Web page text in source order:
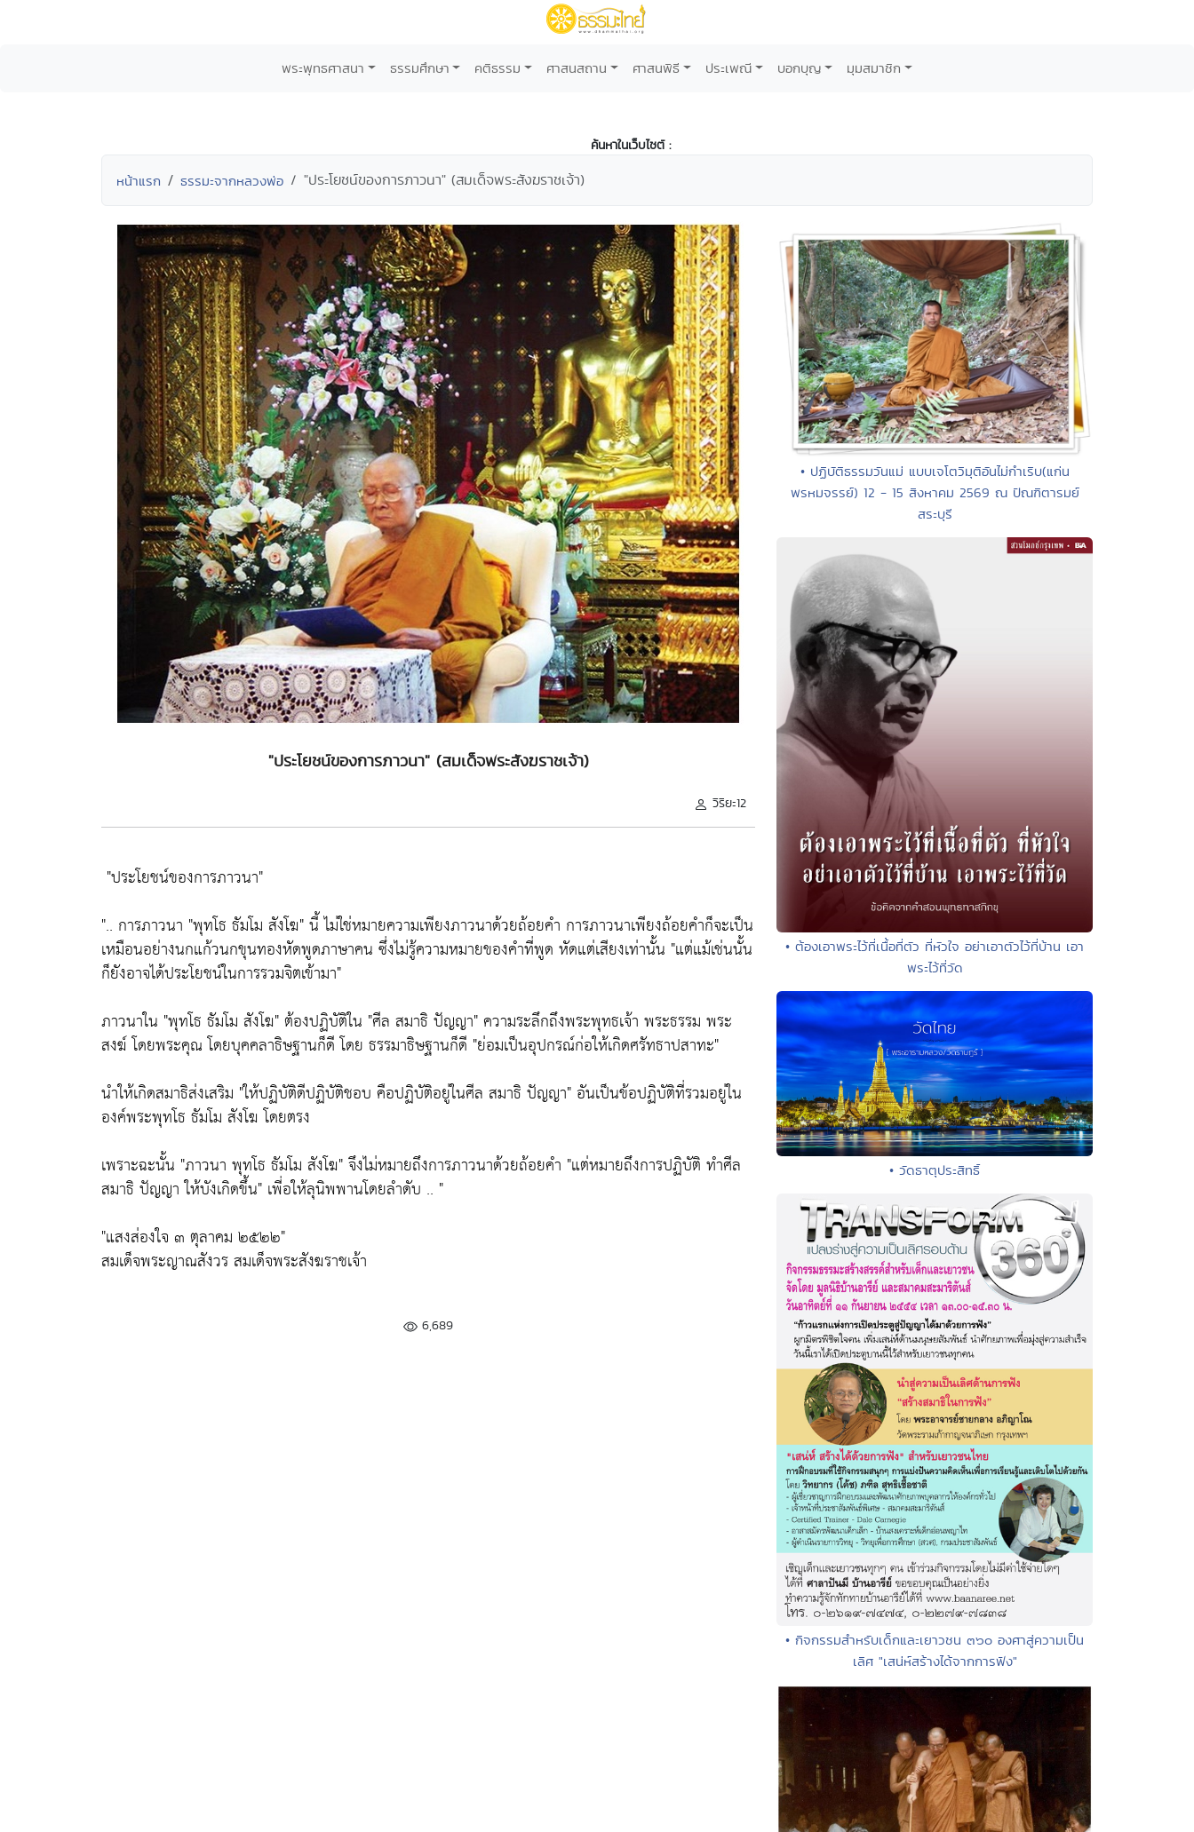
พระพุทธศาสนา ธรรมศึกษา คติธรรม ศาสนสถาน ศาสนพิธี ประเพณี บอกบุญ มุมสมาชิก
ค้นหาในเว็บไซต์ :
หน้าแรก ธรรมะจากหลวงพ่อ "ประโยชน์ของการภาวนา" (สมเด็จพระสังฆราชเจ้า)
"ประโยชน์ของการภาวนา" (สมเด็จพระสังฆราชเจ้า)
วิริยะ12
"ประโยชน์ของการภาวนา"
".. การภาวนา "พุทโธ ธัมโม สังโฆ"นี้ ไม่ใช่หมายความเพียงภาวนาด้วยถ้อยคำ การภาวนาเพียงถ้อยคำก็จะเป็น
เหมือนอย่างนกแก้วนกขุนทองหัดพูดภาษาคน ซึ่งไม่รู้ความหมายของคำที่พูด หัดแต่เสียงเท่านั้น "แต่แม้เช่นนั้น
ก็ยังอาจได้ประโยชน์ในการรวมจิตเข้ามา"
ภาวนาใน "พุทโธ ธัมโม สังโฆ"ต้องปฏิบัติใน "ศีล สมาธิ ปัญญา"ความระลึกถึงพระพุทธเจ้า พระธรรม พระ
สงฆ์ โดยพระคุณ โดยบุคคลาธิษฐานก็ดี โดย ธรรมาธิษฐานก็ดี "ย่อมเป็นอุปกรณ์ก่อให้เกิดศรัทธาปสาทะ"
นำให้เกิดสมาธิส่งเสริม "ให้ปฏิบัติดีปฏิบัติชอบ คือปฏิบัติอยู่ในศีล สมาธิ ปัญญา"อันเป็นข้อปฏิบัติที่รวมอยู่ใน
องค์พระพุทโธ ธัมโม สังโฆ โดยตรง
เพราะฉะนั้น "ภาวนา พุทโธ ธัมโม สังโฆ"จึงไม่หมายถึงการภาวนาด้วยถ้อยคำ "แต่หมายถึงการปฏิบัติ ทำศีล
สมาธิ ปัญญา ให้บังเกิดขึ้น" เพี่อให้ลุนิพพานโดยลำดับ .. "
"แสงส่องใจ ๓ ตุลาคม ๒๕๒๒"
สมเด็จพระญาณสังวร สมเด็จพระสังฆราชเจ้า
6,689
• ปฏิบัติธรรมวันแม่ แบบเจโตวิมุติอันไม่กำเริบ(แก่น
พรหมจรรย์) 12 - 15 สิงหาคม 2569 ณ ปัณฑิตารมย์
สระบุรี
• ต้องเอาพระไว้ที่เนื้อที่ตัว ที่หัวใจ อย่าเอาตัวไว้ที่บ้าน เอา
พระไว้ที่วัด
• วัดธาตุประสิทธิ์
• กิจกรรมสำหรับเด็กและเยาวชน ๓๖๐ องศาสู่ความเป็น
เลิศ "เสน่ห์สร้างได้จากการฟัง"